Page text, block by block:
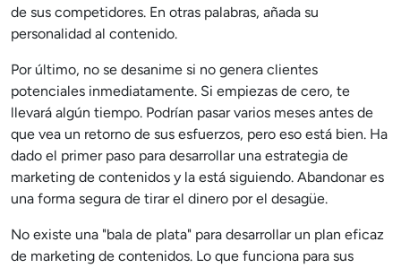
de sus competidores. En otras palabras, añada su
personalidad al contenido.
Por último, no se desanime si no genera clientes
potenciales inmediatamente. Si empiezas de cero, te
llevará algún tiempo. Podrían pasar varios meses antes de
que vea un retorno de sus esfuerzos, pero eso está bien. Ha
dado el primer paso para desarrollar una estrategia de
marketing de contenidos y la está siguiendo. Abandonar es
una forma segura de tirar el dinero por el desagüe.
No existe una "bala de plata" para desarrollar un plan eficaz
de marketing de contenidos. Lo que funciona para sus